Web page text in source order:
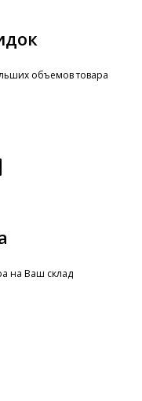
объемов товара
на Ваш склад